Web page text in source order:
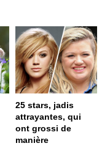
25 stars, jadis
attrayantes, qui
ont grossi de
manière